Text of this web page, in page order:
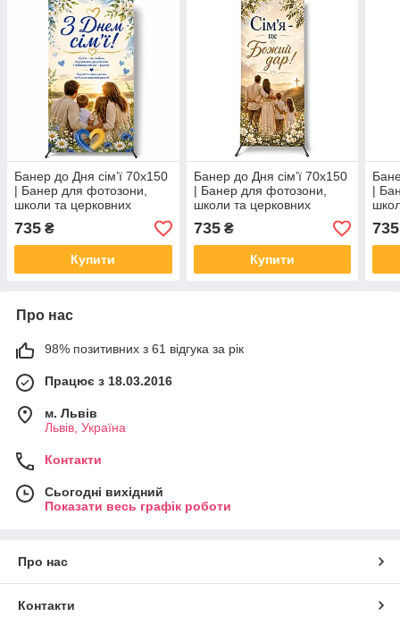
Банер до Дня сім’ї 70х150
| Банер для фотозони,
школи та церковних
заходів_10
735 ₴
Купити
Банер до Дня сім’ї 70х150
| Банер для фотозони,
школи та церковних
заходів_1
735₴
Купити
|
735
Про нас
98% позитивних з 61 відгука за рік
Працює з 18.03.2016
м. Львів
Львів, Україна
Контакти
Сьогодні вихідний
Показати весь графік роботи
Про нас
Контакти